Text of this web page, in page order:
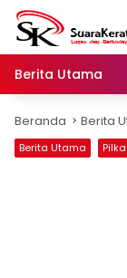
Langsung
konten
Berita Utama
Beranda Berita
Berita Utama